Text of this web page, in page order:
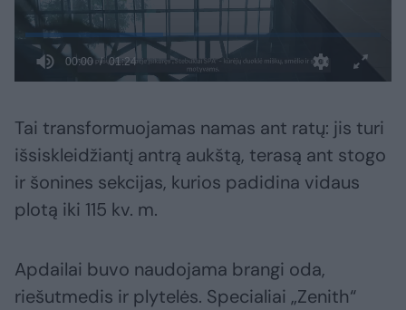
Tai transformuojamas namas ant ratų: jis turi
išsiskleidžiantį antrą aukštą, terasą ant stogo
ir šonines sekcijas, kurios padidina vidaus
plotą iki 115 kv. m.
Apdailai buvo naudojama brangi oda,
riešutmedis ir plytelės. Specialiai „Zenith“